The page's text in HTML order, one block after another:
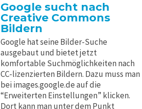
Google sucht nach
Creative Commons
Bildern
Google hat seine Bilder-Suche
ausgebaut und bietet jetzt
komfortable Suchmöglichkeiten nach
CC-lizenzierten Bildern. Dazu muss man
bei images.google.de auf die
“Erweiterten Einstellungen” klicken.
Dort kann man unter dem Punkt